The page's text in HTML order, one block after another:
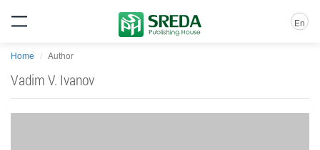
En
Home Author
Vadim V. Ivanov